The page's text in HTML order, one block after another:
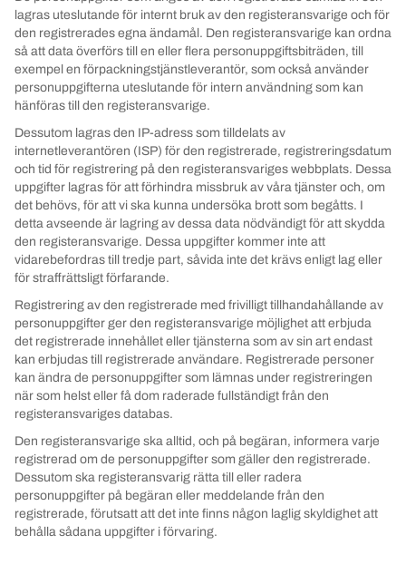
lagras uteslutande för internt bruk av den registeransvarige och för
den registrerades egna ändamål. Den registeransvarige kan ordna
så att data överförs till en eller flera personuppgiftsbiträden, till
exempel en förpackningstjänstleverantör, som också använder
personuppgifterna uteslutande för intern användning som kan
hänföras till den registeransvarige.
Dessutom lagras den IP-adress som tilldelats av
internetleverantören (ISP) för den registrerade, registreringsdatum
och tid för registrering på den registeransvariges webbplats. Dessa
uppgifter lagras för att förhindra missbruk av våra tjänster och, om
det behövs, för att vi ska kunna undersöka brott som begåtts. I
detta avseende är lagring av dessa data nödvändigt för att skydda
den registeransvarige. Dessa uppgifter kommer inte att
vidarebefordras till tredje part, såvida inte det krävs enligt lag eller
för straffrättsligt förfarande.
Registrering av den registrerade med frivilligt tillhandahållande av
personuppgifter ger den registeransvarige möjlighet att erbjuda
det registrerade innehållet eller tjänsterna som av sin art endast
kan erbjudas till registrerade användare. Registrerade personer
kan ändra de personuppgifter som lämnas under registreringen
när som helst eller få dom raderade fullständigt från den
registeransvariges databas.
Den registeransvarige ska alltid, och på begäran, informera varje
registrerad om de personuppgifter som gäller den registrerade.
Dessutom ska registeransvarig rätta till eller radera
personuppgifter på begäran eller meddelande från den
registrerade, förutsatt att det inte finns någon laglig skyldighet att
behålla sådana uppgifter i förvaring.